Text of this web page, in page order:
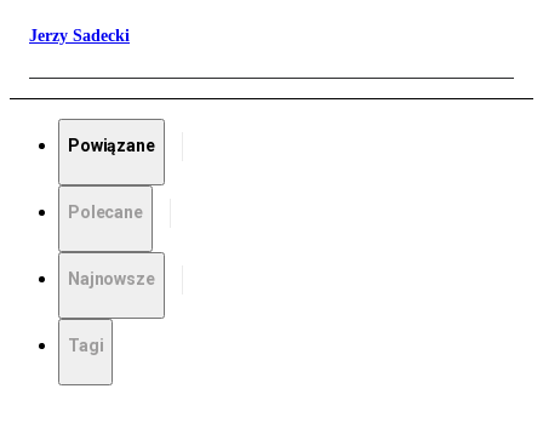
Jerzy Sadecki
Powiązane
Polecane
Najnowsze
Tagi